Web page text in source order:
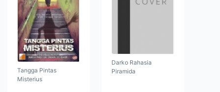
Tangga Pintas
Misterius
Darko Rahasia
Piramida